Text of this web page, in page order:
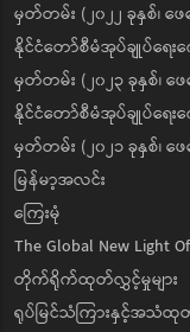
မှတ်တမ်း (၂၀၂၂ ခုနှစ်၊ ဖေ
နိုင်ငံတော်စီမံအုပ်ချုပ်ရေ
မှတ်တမ်း (၂၀၂၃ ခုနှစ်၊ ဖ
နိုင်ငံတော်စီမံအုပ်ချုပ်ရ
မှတ်တမ်း (၂၀၂၁ ခုနှစ်၊ ဖ
မြန်မာ့အလင်း
ကြေးမုံ
The Global New Light
တိုက်ရိုက်ထုတ်လွှင့်မှုများ
ရုပ်မြင်သံကြားနှင့်အသံ